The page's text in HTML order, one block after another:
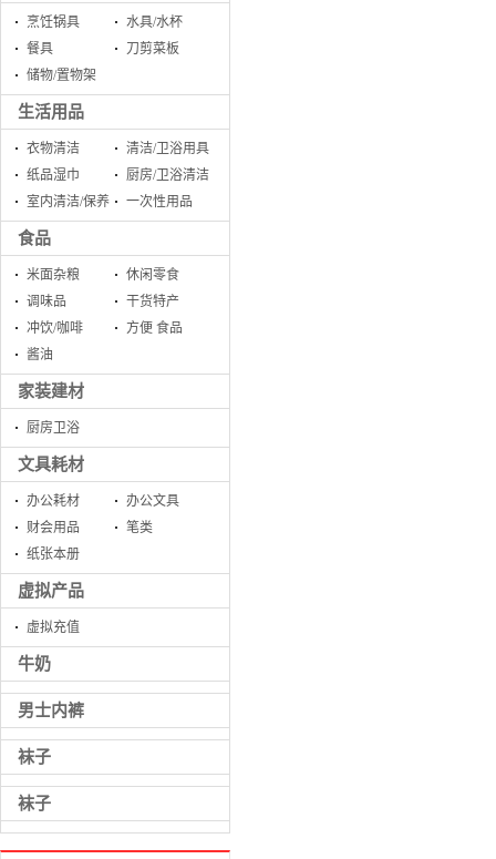
烹饪锅具
水具/水杯
餐具
刀剪菜板
储物/置物架
生活用品
衣物清洁
清洁/卫浴用具
纸品湿巾
厨房/卫浴清洁
室内清洁/保养
一次性用品
食品
米面杂粮
休闲零食
调味品
干货特产
冲饮/咖啡
方便 食品
酱油
家装建材
厨房卫浴
文具耗材
办公耗材
办公文具
财会用品
笔类
纸张本册
虚拟产品
虚拟充值
牛奶
男士内裤
袜子
袜子